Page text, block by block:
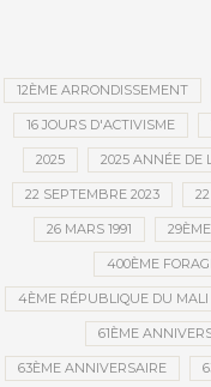
12ÈME ARRONDISSEMENT
16 JOURS D'ACTIVISME
2025 2025 ANNÉE DE
22 SEPTEMBRE 2023
26 MARS 1991
400ÈME
4ÈME RÉPUBLIQUE DU MALI
61ÈME
63ÈME ANNIVERSAIRE